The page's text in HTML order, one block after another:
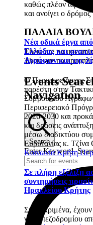
καθώς πλέον αίρεται
και ανοίγει ο
Νέα οδικά έργα
Ελλάδας και
Αγράφων και της
Ο Περιφερειάρχης
παρέστη στην
Συμβουλίου
Περιφερειακό
2026-2030 και
και δράσεις
μέσω διαδικτύου
Ευρυτανίας κ. Τζίνα
ΚοινωνίαΚρήτη
Σε πλήρη εξέλιξη
συντηρήσεις
Ηρακλείου Κρήτης
Συγκεκριμένα,
νέου πεζοδρομίου
ΠΑΛΑΙΑ
There are no
There are no
Events
Navigation
Search
Enter Keyword.